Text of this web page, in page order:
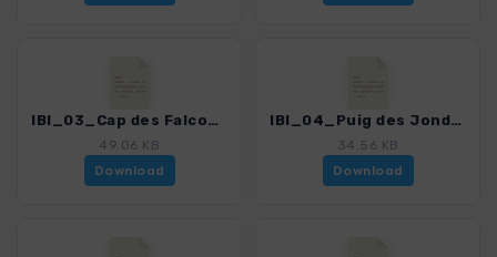
IBI_03_Cap des Falco_4260_2.gpx
49.06 KB
Download
IBI_04_Puig des Jondal_4260_2.gpx
34.56 KB
Download